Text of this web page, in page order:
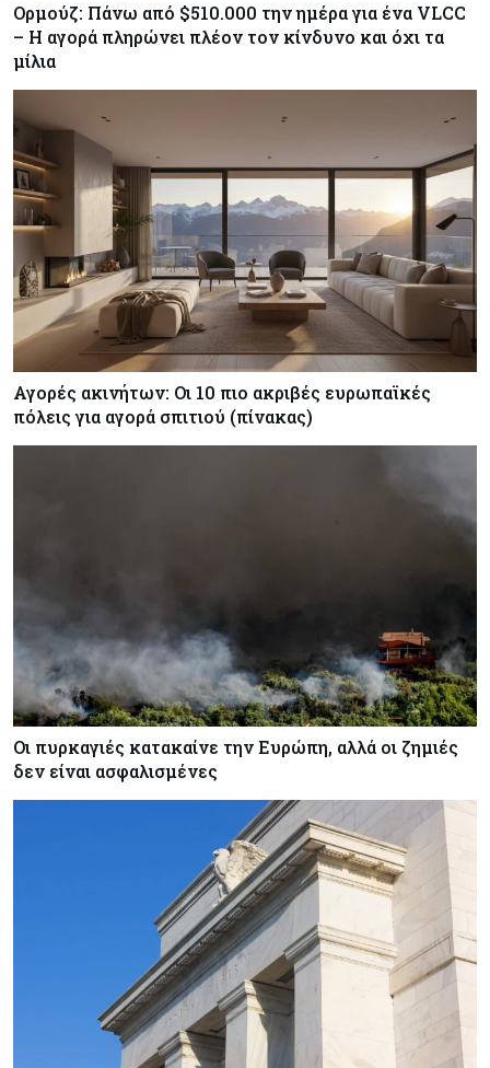
Ορμούζ: Πάνω από $510.000 την ημέρα για ένα VLCC
– Η αγορά πληρώνει πλέον τον κίνδυνο και όχι τα
μίλια
Αγορές ακινήτων: Οι 10 πιο ακριβές ευρωπαϊκές
πόλεις για αγορά σπιτιού (πίνακας)
Οι πυρκαγιές κατακαίνε την Ευρώπη, αλλά οι ζημιές
δεν είναι ασφαλισμένες